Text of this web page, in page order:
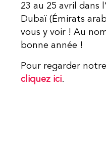
23 au 25 avril dans
Dubaï (Émirats
vous y voir ! Au
bonne année !
Pour regarder
cliquez ici.